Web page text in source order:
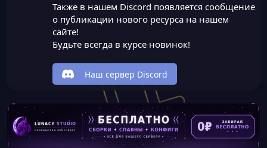
Также в нашем Discord появляется сообщение
о публикации нового ресурса на нашем
сайте!
Будьте всегда в курсе новинок!
Наш сервер Discord